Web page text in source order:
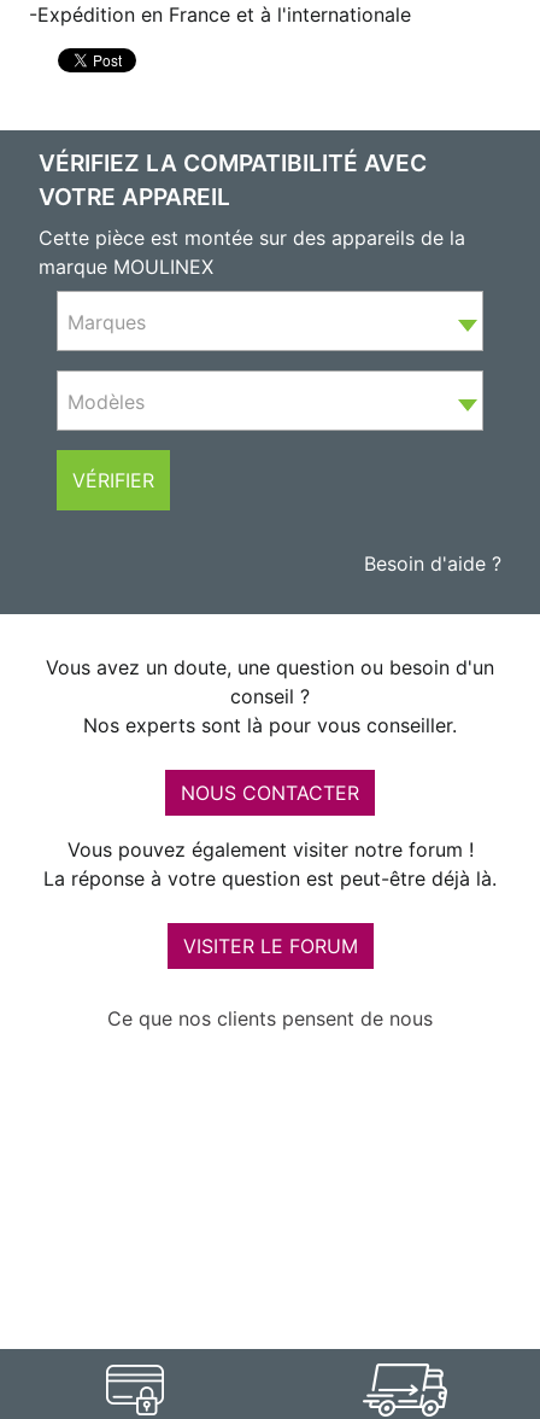
Expédition en France et à l'internationale
VÉRIFIEZ LA COMPATIBILITÉ AVEC
VOTRE APPAREIL
Cette pièce est montée sur des appareils de la
marque MOULINEX
Marques
Modèles
VÉRIFIER
Besoin d'aide ?
Vous avez un doute, une question ou besoin d'un
conseil ?
Nos experts sont là pour vous conseiller.
NOUS CONTACTER
Vous pouvez également visiter notre forum !
La réponse à votre question est peut-être déjà là.
VISITER LE FORUM
Ce que nos clients pensent de nous